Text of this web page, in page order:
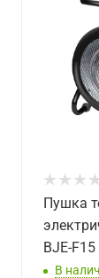
Пушка
BJE-F15
В